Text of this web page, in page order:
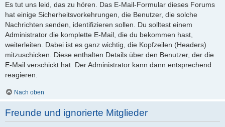
Es tut uns leid, das zu hören. Das E-Mail-Formular dieses Forums
hat einige Sicherheitsvorkehrungen, die Benutzer, die solche
Nachrichten senden, identifizieren sollen. Du solltest einem
Administrator die komplette E-Mail, die du bekommen hast,
weiterleiten. Dabei ist es ganz wichtig, die Kopfzeilen (Headers)
mitzuschicken. Diese enthalten Details über den Benutzer, der die
E-Mail verschickt hat. Der Administrator kann dann entsprechend
reagieren.
Nach oben
Freunde und ignorierte Mitglieder